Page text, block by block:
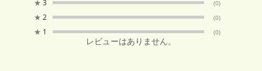
★ 3 (0)
★ 2 (0)
★ 1 (0)
レビューはありません。